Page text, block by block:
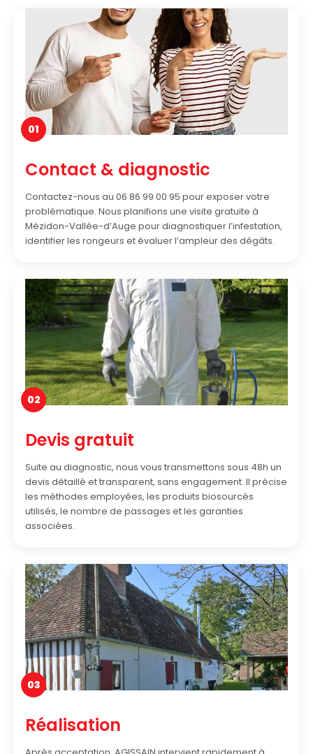
01
Contact & diagnostic
Contactez-nous au 06 86 99 00 95 pour exposer votre
problématique. Nous planifions une visite gratuite à
Mézidon-Vallée-d’Auge pour diagnostiquer l’infestation,
identifier les rongeurs et évaluer l’ampleur des dégâts.
02
Devis gratuit
Suite au diagnostic, nous vous transmettons sous 48h un
devis détaillé et transparent, sans engagement. Il précise
les méthodes employées, les produits biosourcés
utilisés, le nombre de passages et les garanties
associées.
03
Réalisation